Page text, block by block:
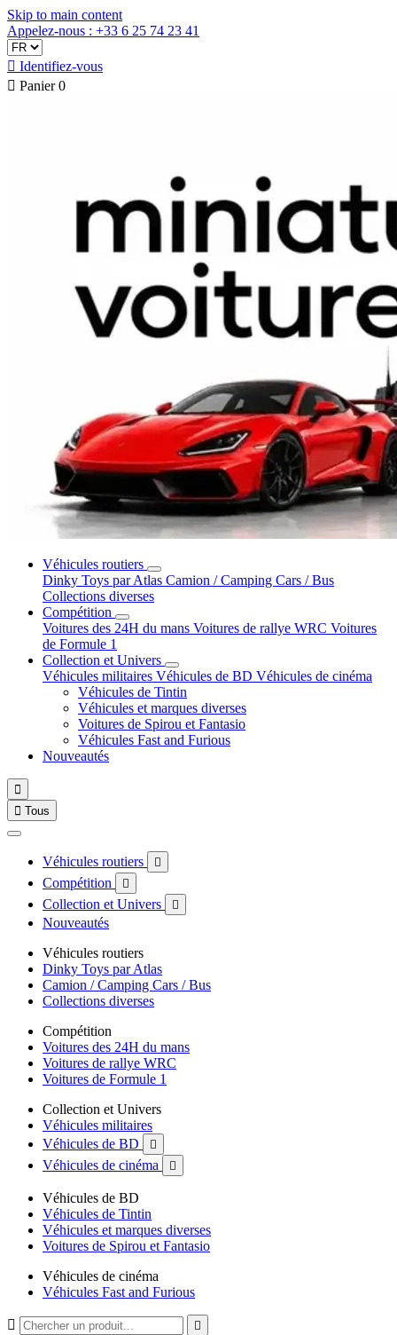
Skip to main content
Appelez-nous : +33 6 25 74 23 41
 Identifiez-vous
 Panier 0
Véhicules routiers
Dinky Toys par Atlas Camion / Camping Cars / Bus
Collections diverses
Compétition
Voitures des 24H du mans Voitures de rallye WRC Voitures
de Formule 1
Collection et Univers
Véhicules militaires Véhicules de BD Véhicules de cinéma
Véhicules de Tintin
Véhicules et marques diverses
Voitures de Spirou et Fantasio
Véhicules Fast and Furious
Nouveautés

 Tous
Véhicules routiers 
Compétition 
Collection et Univers 
Nouveautés
Véhicules routiers
Dinky Toys par Atlas
Camion / Camping Cars / Bus
Collections diverses
Compétition
Voitures des 24H du mans
Voitures de rallye WRC
Voitures de Formule 1
Collection et Univers
Véhicules militaires
Véhicules de BD

Véhicules de cinéma 
Véhicules de BD
Véhicules de Tintin
Véhicules et marques diverses
Voitures de Spirou et Fantasio
Véhicules de cinéma
Véhicules Fast and Furious
 